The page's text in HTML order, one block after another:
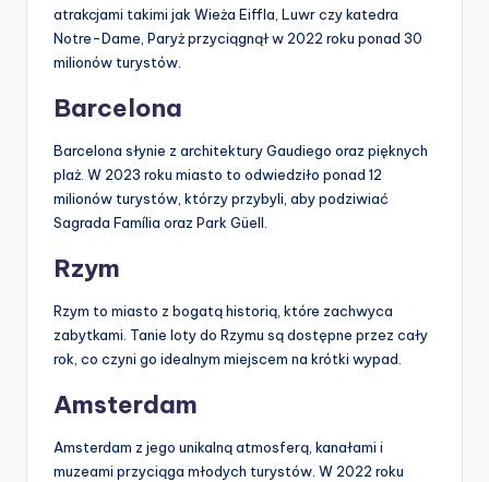
atrakcjami takimi jak Wieża Eiffla, Luwr czy katedra
Notre-Dame, Paryż przyciągnął w 2022 roku ponad 30
milionów turystów.
Barcelona
Barcelona słynie z architektury Gaudiego oraz pięknych
plaż. W 2023 roku miasto to odwiedziło ponad 12
milionów turystów, którzy przybyli, aby podziwiać
Sagrada Família oraz Park Güell.
Rzym
Rzym to miasto z bogatą historią, które zachwyca
zabytkami. Tanie loty do Rzymu są dostępne przez cały
rok, co czyni go idealnym miejscem na krótki wypad.
Amsterdam
Amsterdam z jego unikalną atmosferą, kanałami i
muzeami przyciąga młodych turystów. W 2022 roku